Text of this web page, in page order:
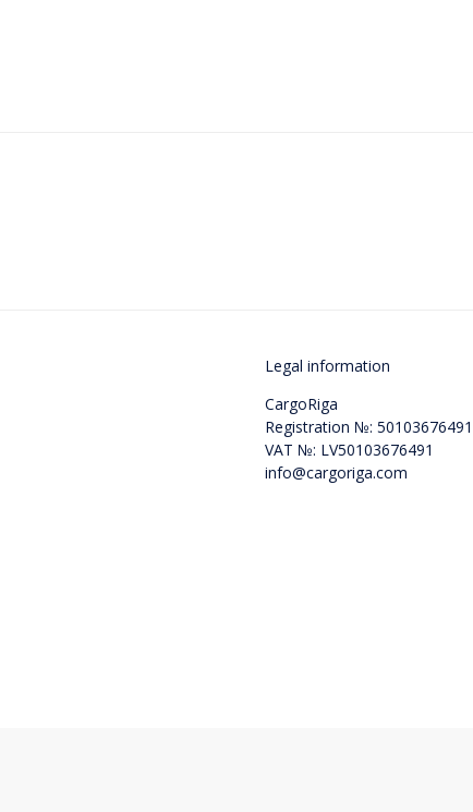
Legal information
CargoRiga
Registration №: 50103676491
VAT №: LV50103676491
info@cargoriga.com